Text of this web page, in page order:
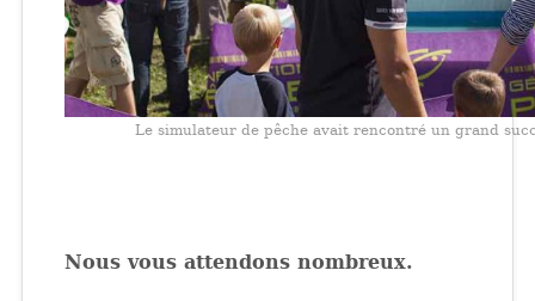
Le simulateur de pêche avait rencontré un grand
Nous vous attendons nombreux.